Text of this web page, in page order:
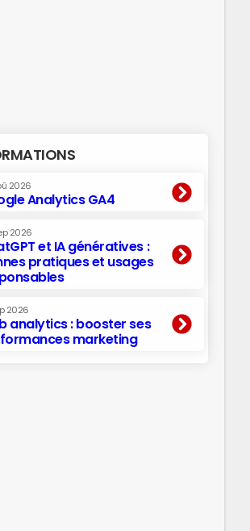
2026
Analytics GA4
2026
et IA génératives :
pratiques et usages
2026
analytics : booster ses
marketing